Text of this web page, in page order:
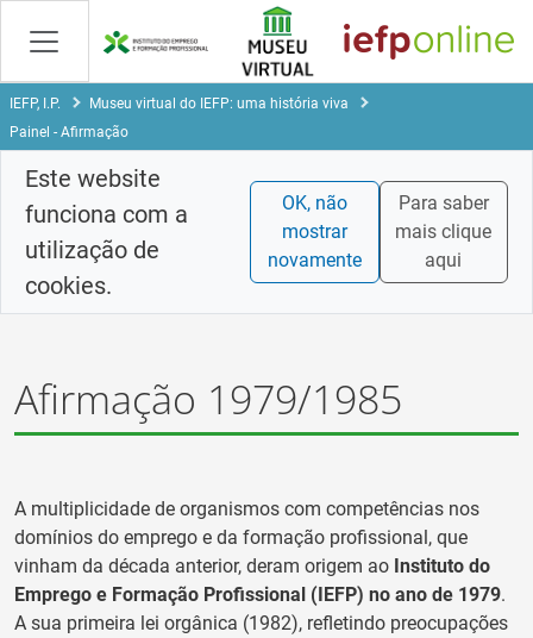
Skip
Content
IEFP, I.P.
Museu virtual do IEFP: uma história viva
Painel - Afirmação
Este website
funciona com a
utilização de
cookies.
OK, não
mostrar
novamente
Para saber
mais clique
aqui
Afirmação 1979/1985
A multiplicidade de organismos com competências nos
domínios do emprego e da formação profissional, que
vinham da década anterior, deram origem ao Instituto do
Emprego e Formação Profissional (IEFP) no ano de 1979.
A sua primeira lei orgânica (1982), refletindo preocupações